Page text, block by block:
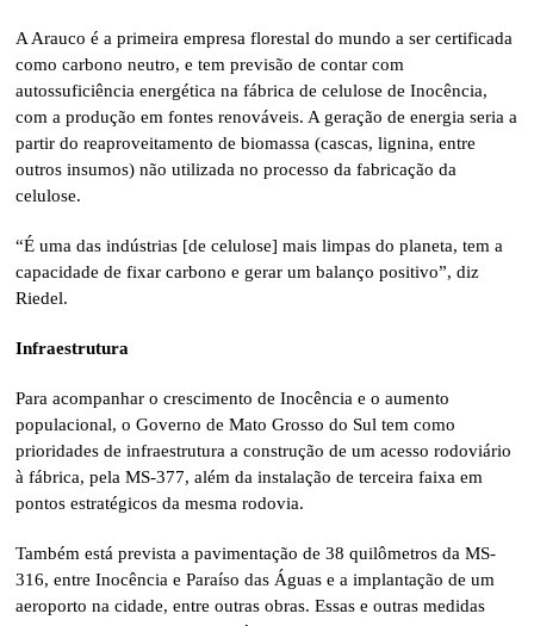
A Arauco é a primeira empresa florestal do mundo a ser certificada
como carbono neutro, e tem previsão de contar com
autossuficiência energética na fábrica de celulose de Inocência,
com a produção em fontes renováveis. A geração de energia seria a
partir do reaproveitamento de biomassa (cascas, lignina, entre
outros insumos) não utilizada no processo da fabricação da
celulose.
“É uma das indústrias [de celulose] mais limpas do planeta, tem a
capacidade de fixar carbono e gerar um balanço positivo”, diz
Riedel.
Infraestrutura
Para acompanhar o crescimento de Inocência e o aumento
populacional, o Governo de Mato Grosso do Sul tem como
prioridades de infraestrutura a construção de um acesso rodoviário
à fábrica, pela MS-377, além da instalação de terceira faixa em
pontos estratégicos da mesma rodovia.
Também está prevista a pavimentação de 38 quilômetros da MS-
316, entre Inocência e Paraíso das Águas e a implantação de um
aeroporto na cidade, entre outras obras. Essas e outras medidas